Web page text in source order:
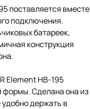
поставляется вместе
подключения.
батареек,
конструкция
Element HB-195
формы. Сделана она из
удобно держать в